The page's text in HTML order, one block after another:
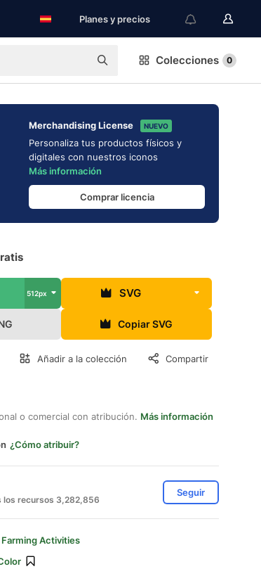
Planes y precios
Colecciones 0
Merchandising License NUEVO
Personaliza tus productos físicos y
digitales con nuestros iconos
Más información
Comprar licencia
512px SVG
Copiar SVG
Añadir a la colección Compartir
o comercial con atribución. Más información
¿Cómo atribuir?
los recursos 3,282,856
Seguir
Farming Activities